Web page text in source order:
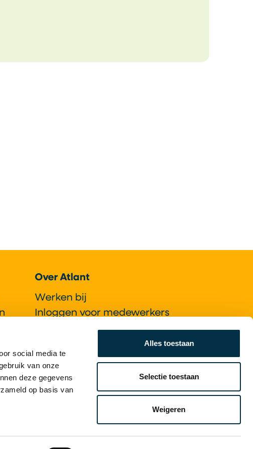
social media te
van onze
deze gegevens
op basis van
Alles toestaan
Selectie toestaan
Weigeren
Over Atlant
Werken bij
Inloggen voor medewerkers
Cliëntportaal